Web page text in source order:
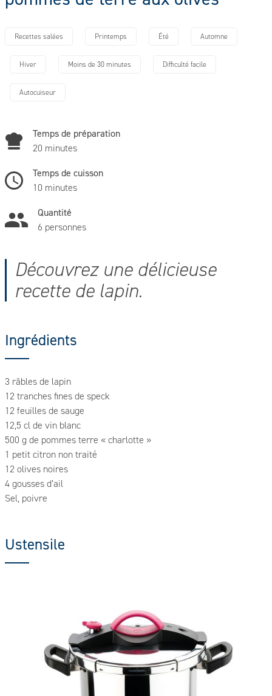
Recettes salées Printemps Été Automne
Hiver Moins de 30 minutes Difficulté facile
Autocuiseur
Temps de préparation
20 minutes
Temps de cuisson
10 minutes
Quantité
6 personnes
Découvrez une délicieuse
recette de lapin.
Ingrédients
3 râbles de lapin
12 tranches fines de speck
12 feuilles de sauge
12,5 cl de vin blanc
500 g de pommes terre « charlotte »
1 petit citron non traité
12 olives noires
4 gousses d’ail
Sel, poivre
Ustensile